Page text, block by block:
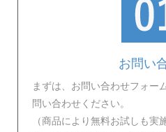
お問い
まずは、お問い合わせフォー
問い合わせください。
（商品により無料お試しも実